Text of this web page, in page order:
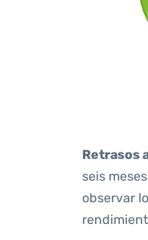
Retrasos
seis
observar